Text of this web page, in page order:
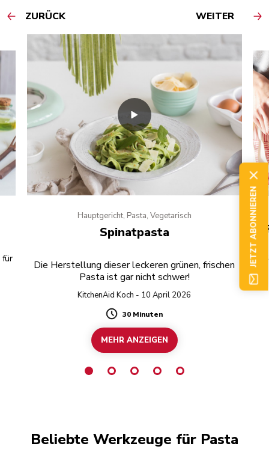
ZURÜCK WEITER
für
Hauptgericht, Pasta, Vegetarisch
Spinatpasta
Die Herstellung dieser leckeren grünen, frischen
Pasta ist gar nicht schwer!
KitchenAid Koch - 10 April 2026
Duration
30 Minuten
MEHR ANZEIGEN
Beliebte Werkzeuge für Pasta
JETZT ABONNIEREN